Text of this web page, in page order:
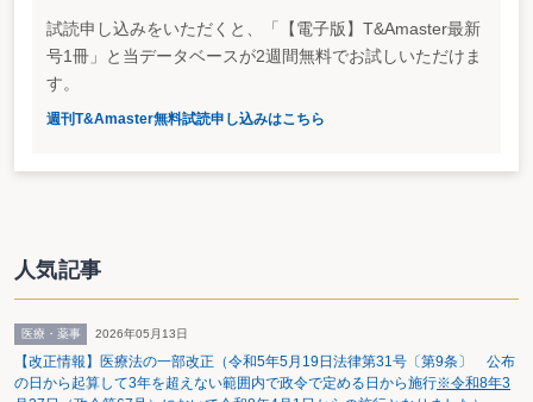
試読申し込みをいただくと、「【電子版】T&Amaster最新
号1冊」と当データベースが2週間無料でお試しいただけま
す。
週刊T&Amaster無料試読申し込みはこちら
人気記事
医療・薬事 2026年05月13日
【改正情報】医療法の一部改正（令和5年5月19日法律第31号〔第9条〕 公布
の日から起算して3年を超えない範囲内で政令で定める日から施行※令和8年3